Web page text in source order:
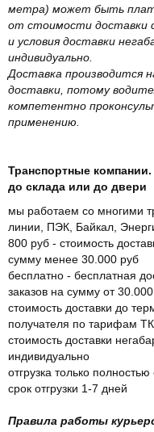
метра) может быть
от стоимости доставки
и условия доставки
индивидуально.
Доставка производится
доставки, потому
компетентно
применению.
Транспортные
до склада или до двери
мы работаем со многими
линии, ПЭК, Байкал,
800 руб - стоимость
сумму менее 30.000 руб
бесплатно - бесплатная
заказов на сумму от
стоимость доставки до
получателя по тарифам ТК
стоимость доставки
индивидуально
отгрузка только
срок отгрузки 1-7 дней
Правила работы